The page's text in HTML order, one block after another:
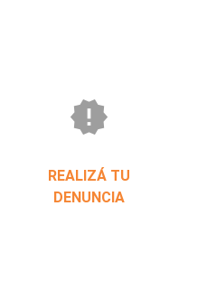
new_releases
REALIZÁ TU
DENUNCIA